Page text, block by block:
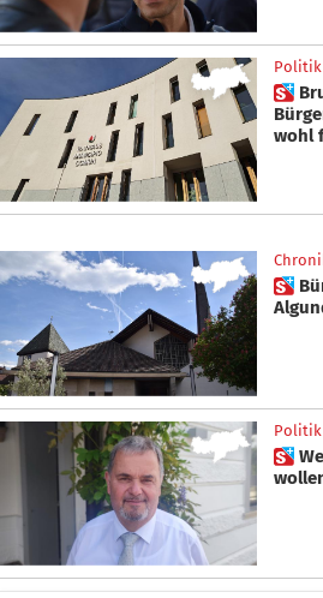
Politik
 Brunecker SVP-
wohl
 Bürgermeisteramt in
Politik
 Welche Bürgermeister